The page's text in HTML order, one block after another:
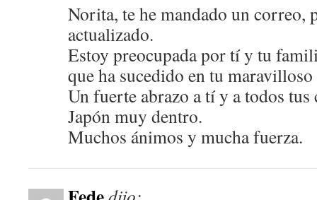
Norita, te he mandado un correo,
actualizado.
Estoy preocupada por tí y tu
que ha sucedido en tu maravilloso
Un fuerte abrazo a tí y a todos
Japón muy dentro.
Muchos ánimos y mucha fuerza.